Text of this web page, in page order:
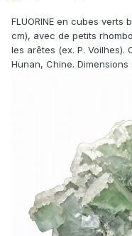
FLUORINE en cubes
cm), avec de petits
les arêtes (ex. P. Voilhes).
Hunan, Chine.